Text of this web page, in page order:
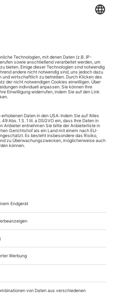
Sehgal!
Tino Sehgals «lebende
di Venezia im deutschen
Fry
Christopher Fry
gedopt
zeitgenössischen Drama-
(TH 7/05)